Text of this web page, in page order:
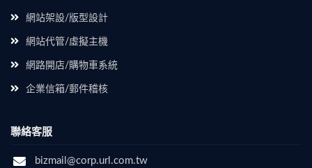
網站架設/版型設計
網站代管/虛擬主機
網路開店/購物車系統
企業信箱/郵件稽核
聯絡客服
bizmail@corp.url.com.tw